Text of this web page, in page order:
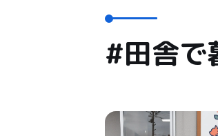
#田舎で